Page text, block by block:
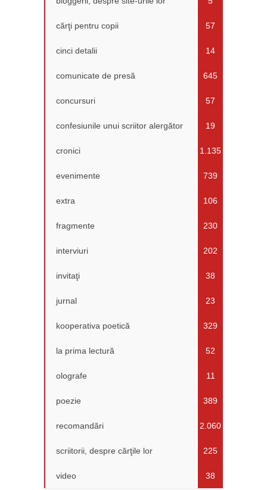
cărţi pentru copii 57
cinci detalii 14
comunicate de presă 645
concursuri 57
confesiunile unui scriitor alergător 19
cronici 1.135
evenimente 739
extra 106
fragmente 230
interviuri 202
invitaţi 38
jurnal 23
kooperativa poetică 329
la prima lectură 52
olografe 11
poezie 389
recomandări 2.060
scriitorii, despre cărţile lor 225
video 38